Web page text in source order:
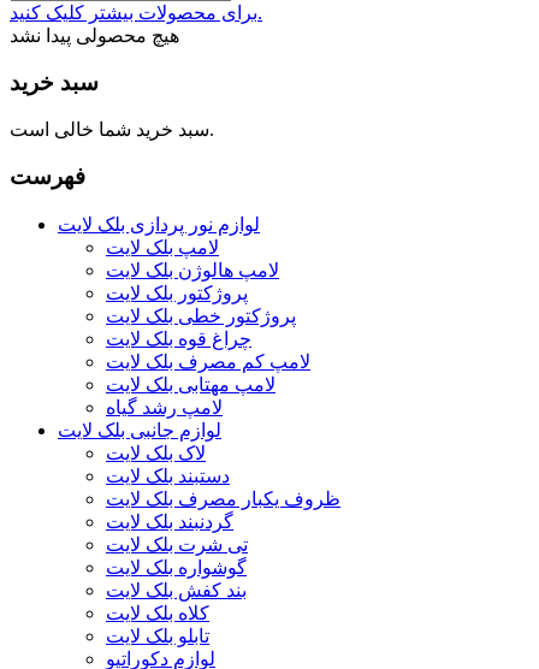
برای محصولات بیشتر کلیک کنید.
هیچ محصولی پیدا نشد
سبد خرید
سبد خرید شما خالی است.
فهرست
لوازم نور پردازی بلک لایت
لامپ بلک لایت
لامپ هالوژن بلک لایت
پروژکتور بلک لایت
پروژکتور خطی بلک لایت
چراغ قوه بلک لایت
لامپ کم مصرف بلک لایت
لامپ مهتابی بلک لایت
لامپ رشد گیاه
لوازم جانبی بلک لایت
لاک بلک لایت
دستبند بلک لایت
ظروف یکبار مصرف بلک لایت
گردنبند بلک لایت
تی شرت بلک لایت
گوشواره بلک لایت
بند کفش بلک لایت
کلاه بلک لایت
تابلو بلک لایت
لوازم دکوراتیو